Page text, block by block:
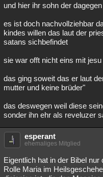
und hier ihr sohn der
es ist doch nachvollziehbar
kindes willen das laut der
satans sichbefindet
sie war offt nicht eins mit jesu
das ging soweit das er laut
mutter und keine brüder"
das deswegen weil diese
sonder ihn ehr als reveluzer
esperant
ehemaliges Mitglied
Eigentlich hat in der Bibel
Rolle Maria im